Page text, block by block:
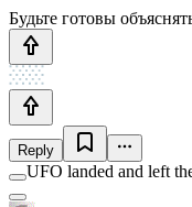
Будьте готовы
Reply
UFO landed and left